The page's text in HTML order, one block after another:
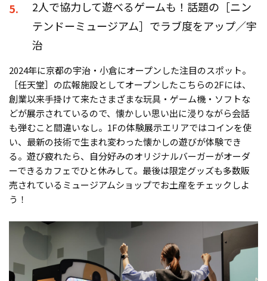
5.
2人で協力して遊べるゲームも！話題の［ニン
テンドーミュージアム］でラブ度をアップ／宇
治
2024年に京都の宇治・小倉にオープンした注目のスポット。
［任天堂］の広報施設としてオープンしたこちらの2Fには、
創業以来手掛けて来たさまざまな玩具・ゲーム機・ソフトな
どが展示されているので、懐かしい思い出に浸りながら会話
も弾むこと間違いなし。1Fの体験展示エリアではコインを使
い、最新の技術で生まれ変わった懐かしの遊びが体験でき
る。遊び疲れたら、自分好みのオリジナルバーガーがオーダ
ーできるカフェでひと休みして。最後は限定グッズも多数販
売されているミュージアムショップでお土産をチェックしよ
う！